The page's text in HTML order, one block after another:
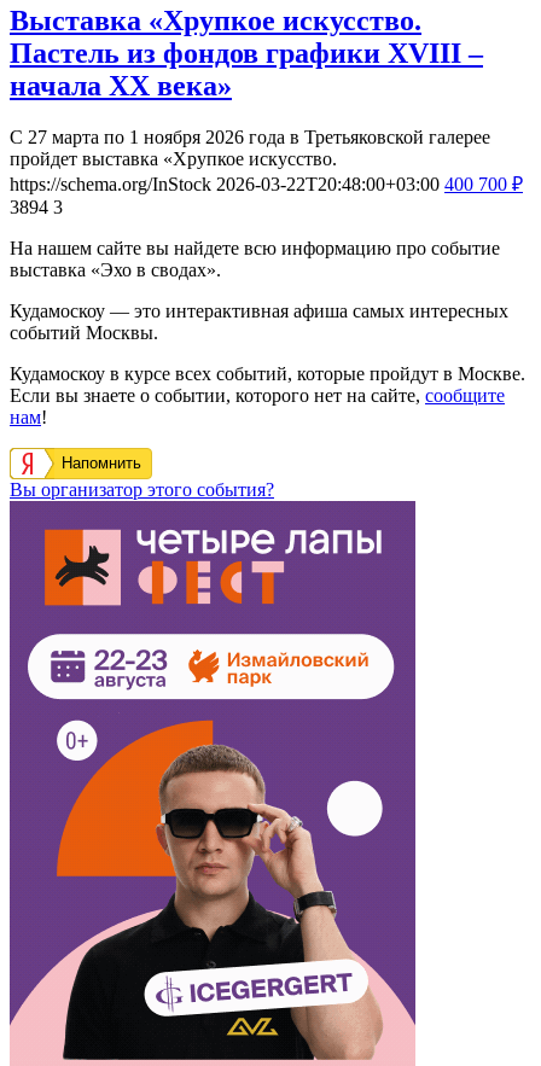
Выставка «Хрупкое искусство.
Пастель из фондов графики XVIII –
начала XX века»
С 27 марта по 1 ноября 2026 года в Третьяковской галерее
пройдет выставка «Хрупкое искусство.
https://schema.org/InStock 2026-03-22T20:48:00+03:00 400 700 ₽
3894 3
На нашем сайте вы найдете всю информацию про событие
выставка «Эхо в сводах».
Кудамоскоу — это интерактивная афиша самых интересных
событий Москвы.
Кудамоскоу в курсе всех событий, которые пройдут в Москве.
Если вы знаете о событии, которого нет на сайте, сообщите
нам!
Напомнить
Вы организатор этого события?